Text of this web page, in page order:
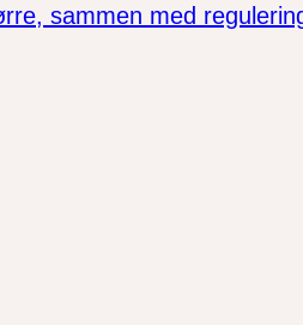
sammen med